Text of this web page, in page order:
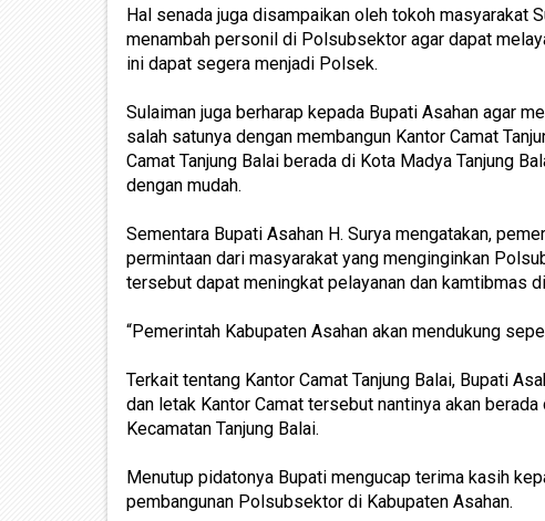
Hal senada juga disampaikan oleh tokoh masyarakat
menambah personil di Polsubsektor agar dapat
ini dapat segera menjadi Polsek.
Sulaiman juga berharap kepada Bupati Asahan agar
salah satunya dengan membangun Kantor Camat
Camat Tanjung Balai berada di Kota Madya Tanjung
dengan mudah.
Sementara Bupati Asahan H. Surya mengatakan,
permintaan dari masyarakat yang menginginkan
tersebut dapat meningkat pelayanan dan kamtibmas
“Pemerintah Kabupaten Asahan akan mendukung
Terkait tentang Kantor Camat Tanjung Balai, Bupati
dan letak Kantor Camat tersebut nantinya akan
Kecamatan Tanjung Balai.
Menutup pidatonya Bupati mengucap terima kasih
pembangunan Polsubsektor di Kabupaten Asahan.